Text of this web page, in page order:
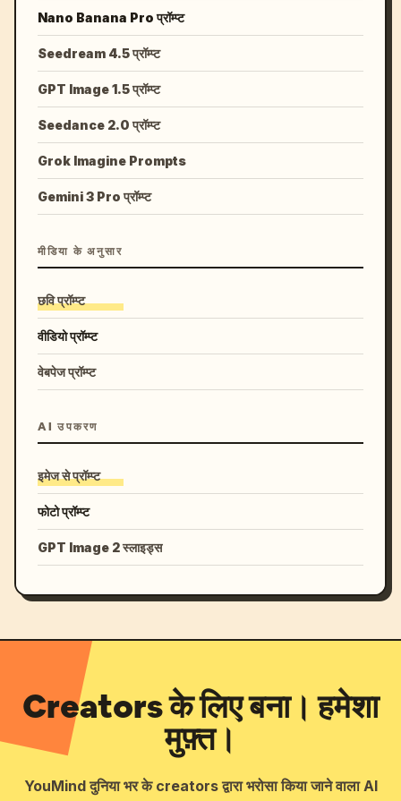
Nano Banana Pro प्रॉम्प्ट
Seedream 4.5 प्रॉम्प्ट
GPT Image 1.5 प्रॉम्प्ट
Seedance 2.0 प्रॉम्प्ट
Grok Imagine Prompts
Gemini 3 Pro प्रॉम्प्ट
मीडिया के अनुसार
छवि प्रॉम्प्ट
वीडियो प्रॉम्प्ट
वेबपेज प्रॉम्प्ट
AI उपकरण
इमेज से प्रॉम्प्ट
फोटो प्रॉम्प्ट
GPT Image 2 स्लाइड्स
Creators के लिए बना। हमेशा
मुफ़्त।
YouMind दुनिया भर के creators द्वारा भरोसा किया जाने वाला AI